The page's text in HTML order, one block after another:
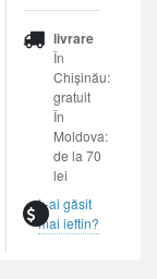
livrare
În
Chișinău:
gratuit
În
Moldova:
de la 70
lei
L-ai găsit
mai ieftin?